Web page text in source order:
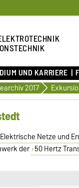
UND KARRIERE
2017
Netze und
der 50 Hertz